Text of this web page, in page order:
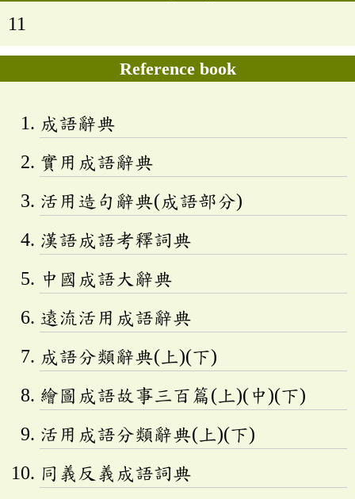
11
Reference book
成語辭典
實用成語辭典
活用造句辭典(成語部分)
漢語成語考釋詞典
中國成語大辭典
遠流活用成語辭典
成語分類辭典(上)(下)
繪圖成語故事三百篇(上)(中)(下)
活用成語分類辭典(上)(下)
同義反義成語詞典